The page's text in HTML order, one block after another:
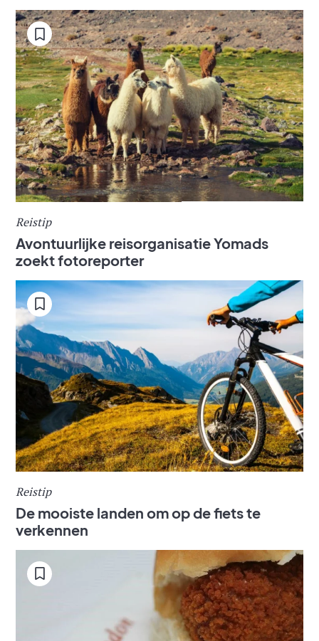
Reistip
Avontuurlijke reisorganisatie Yomads
zoekt fotoreporter
Reistip
De mooiste landen om op de fiets te
verkennen